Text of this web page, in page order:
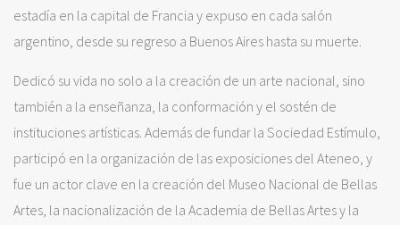
estadía en la capital de Francia y expuso en cada salón
argentino, desde su regreso a Buenos Aires hasta su muerte.
Dedicó su vida no solo a la creación de un arte nacional, sino
también a la enseñanza, la conformación y el sostén de
instituciones artísticas. Además de fundar la Sociedad Estímulo,
participó en la organización de las exposiciones del Ateneo, y
fue un actor clave en la creación del Museo Nacional de Bellas
Artes, la nacionalización de la Academia de Bellas Artes y la